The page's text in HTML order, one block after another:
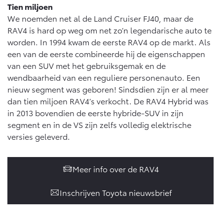
Vanaf € 46.301,- Vanaf € 56.570,-
Land Cruiser (excl. BTW)
Vanaf € 89.986,-
Tien miljoen
We noemden net al de Land Cruiser FJ40, maar de
RAV4 is hard op weg om net zo’n legendarische auto te
worden. In 1994 kwam de eerste RAV4 op de markt. Als
een van de eerste combineerde hij de eigenschappen
van een SUV met het gebruiksgemak en de
wendbaarheid van een reguliere personenauto. Een
nieuw segment was geboren! Sindsdien zijn er al meer
dan tien miljoen RAV4’s verkocht. De RAV4 Hybrid was
in 2013 bovendien de eerste hybride-SUV in zijn
segment en in de VS zijn zelfs volledig elektrische
versies geleverd.
Meer info over de RAV4
Inschrijven Toyota nieuwsbrief